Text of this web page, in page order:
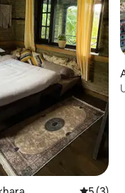
3 reseñas